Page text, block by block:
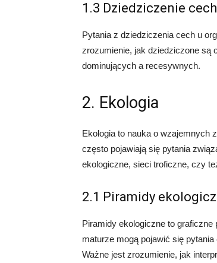
1.3 Dziedziczenie
Pytania z dziedziczenia cech u
zrozumienie, jak dziedziczone są
dominujących a recesywnych.
2. Ekologia
Ekologia to nauka o wzajemnych
często pojawiają się pytania
ekologiczne, sieci troficzne, czy
2.1 Piramidy
Piramidy ekologiczne to
maturze mogą pojawić się
Ważne jest zrozumienie, jak